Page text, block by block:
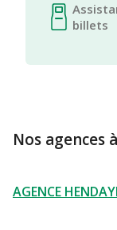
billets
Nos agences
AGENCE